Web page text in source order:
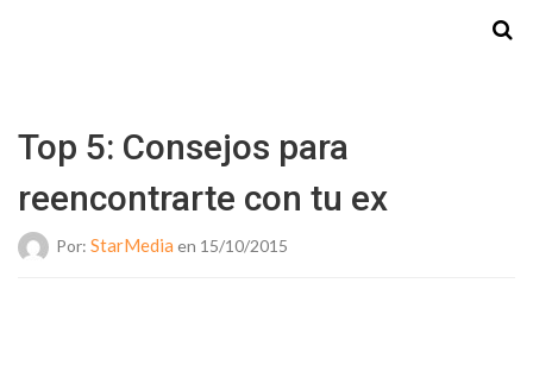
Top 5: Consejos para
reencontrarte con tu ex
Por: StarMedia en 15/10/2015